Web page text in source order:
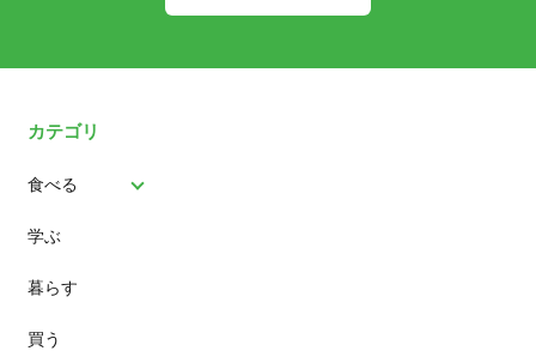
カテゴリ
食べる
パン
スイーツ
ランチ
学ぶ
暮らす
買う